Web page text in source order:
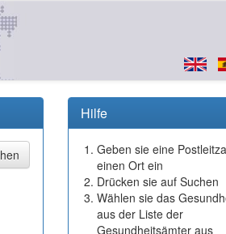
Hilfe
Geben sie eine
einen Ort ein
Drücken sie auf Suchen
Wählen sie das
aus der Liste der
Gesundheitsämter aus